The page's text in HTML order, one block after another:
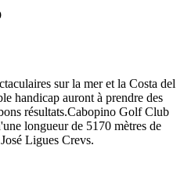
sur la mer et la Costa del
handicap auront à prendre des
résultats.Cabopino Golf Club
longueur de 5170 mètres de
Ligues Crevs.